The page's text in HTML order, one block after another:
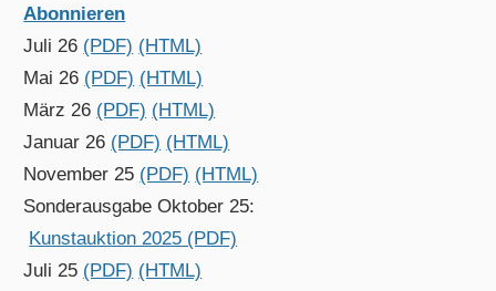
Abonnieren
Juli 26 (PDF) (HTML)
Mai 26 (PDF) (HTML)
März 26 (PDF) (HTML)
Januar 26 (PDF) (HTML)
November 25 (PDF) (HTML)
Sonderausgabe Oktober 25:
Kunstauktion 2025 (PDF)
Juli 25 (PDF) (HTML)